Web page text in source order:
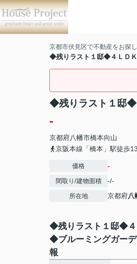
京都市伏見区で不動産をお探
◆残りラスト１邸◆４ＬＤ
◆残りラスト１邸◆
-
京都府八幡市橋本向山
京阪本線「橋本」駅徒歩
価格 -
間取り/建物面積 -/-
所在地 京都府八
◆残りラスト１邸◆
◆ブルーミングガー
報